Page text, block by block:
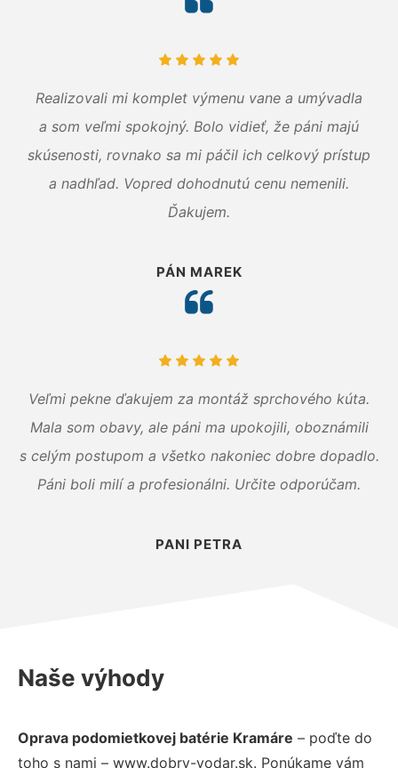
Realizovali mi komplet výmenu vane a umývadla
a som veľmi spokojný. Bolo vidieť, že páni majú
skúsenosti, rovnako sa mi páčil ich celkový prístup
a nadhľad. Vopred dohodnutú cenu nemenili.
Ďakujem.
PÁN MAREK
Veľmi pekne ďakujem za montáž sprchového kúta.
Mala som obavy, ale páni ma upokojili, oboznámili
s celým postupom a všetko nakoniec dobre dopadlo.
Páni boli milí a profesionálni. Určite odporúčam.
PANI PETRA
Naše výhody
Oprava podomietkovej batérie Kramáre – poďte do
toho s nami – www.dobry-vodar.sk. Ponúkame vám